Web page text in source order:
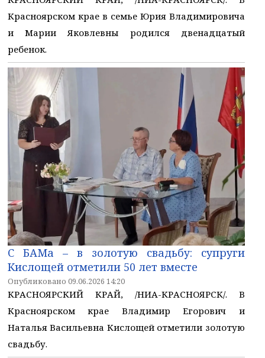
Красноярском крае в семье Юрия Владимировича
и Марии Яковлевны родился двенадцатый
ребенок.
С БАМа – в золотую свадьбу: супруги
Кислощей отметили 50 лет вместе
Опубликовано 09.06.2026 14:20
КРАСНОЯРСКИЙ КРАЙ, /НИА-КРАСНОЯРСК/. В
Красноярском крае Владимир Егорович и
Наталья Васильевна Кислощей отметили золотую
свадьбу.